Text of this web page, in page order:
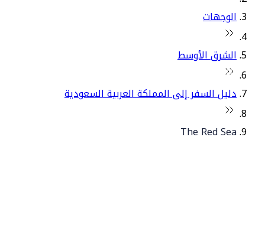
الوجهات
الشرق الأوسط
دليل السفر إلى المملكة العربية السعودية
The Red Sea